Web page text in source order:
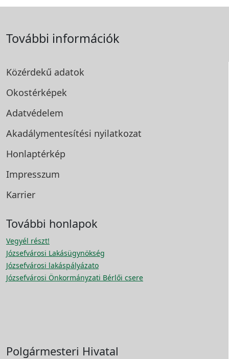
További információk
Közérdekű adatok
Okostérképek
Adatvédelem
Akadálymentesítési nyilatkozat
Honlaptérkép
Impresszum
Karrier
További honlapok
Vegyél részt!
Józsefvárosi Lakásügynökség
Józsefvárosi lakáspályázato
Józsefvárosi Önkormányzati Bérlői csere
Polgármesteri Hivatal